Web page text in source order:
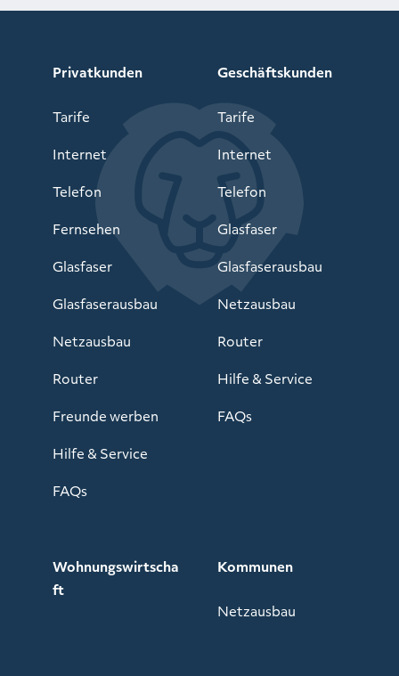
Privatkunden
Tarife
Internet
Telefon
Fernsehen
Glasfaser
Glasfaserausbau
Netzausbau
Router
Freunde werben
Hilfe & Service
FAQs
Geschäftskunden
Tarife
Internet
Telefon
Glasfaser
Glasfaserausbau
Netzausbau
Router
Hilfe & Service
FAQs
Wohnungswirtscha
ft
Kommunen
Netzausbau